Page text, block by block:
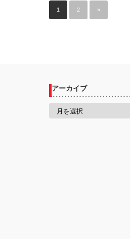
1 2 »
アーカイブ
ア